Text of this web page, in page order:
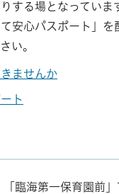
する場となっていま
安心パスポート」を
い。
ませんか
ト
臨海第一保育園前